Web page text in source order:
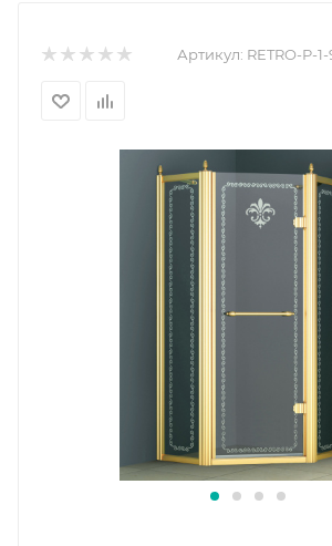
Артикул: RETRO-P-